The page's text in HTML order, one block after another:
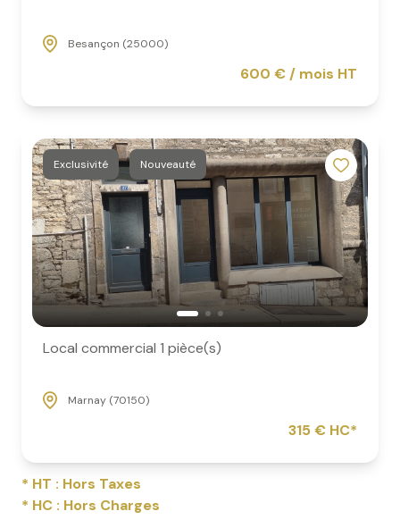
Besançon (25000)
600 € / mois HT
Exclusivité Nouveauté
Local commercial 1 pièce(s)
Marnay (70150)
315 € HC*
* HT : Hors Taxes
* HC : Hors Charges